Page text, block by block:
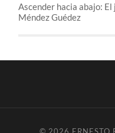
Ascender hacia abajo:
Méndez Guédez
© 2026 ERNESTO